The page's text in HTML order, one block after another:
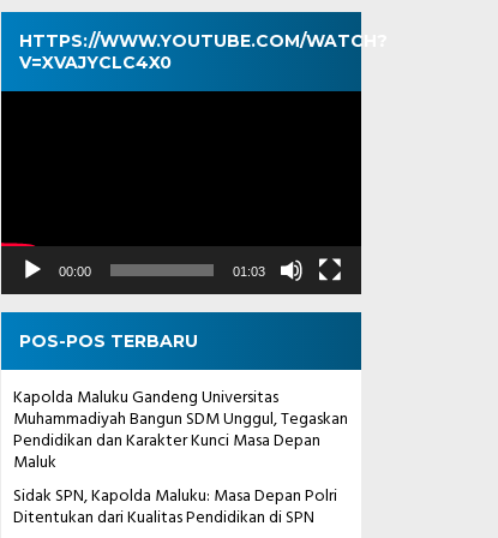
HTTPS://WWW.YOUTUBE.COM/WATCH?
V=XVAJYCLC4X0
Pemutar
00:00 01:03
POS-POS TERBARU
Kapolda Maluku Gandeng Universitas
Muhammadiyah Bangun SDM Unggul, Tegaskan
Pendidikan dan Karakter Kunci Masa Depan
Maluk
Sidak SPN, Kapolda Maluku: Masa Depan Polri
Ditentukan dari Kualitas Pendidikan di SPN